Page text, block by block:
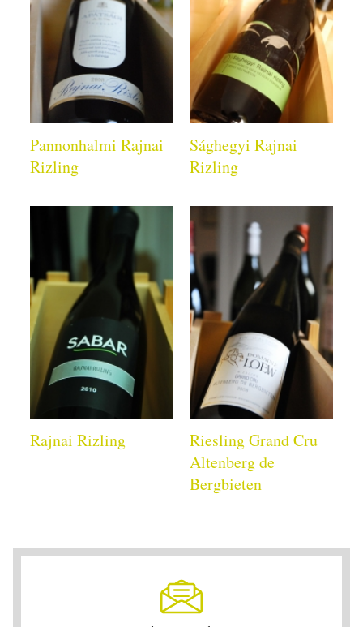
Pannonhalmi Rajnai
Rizling
Sághegyi Rajnai
Rizling
Rajnai Rizling
Riesling Grand Cru
Altenberg de
Bergbieten